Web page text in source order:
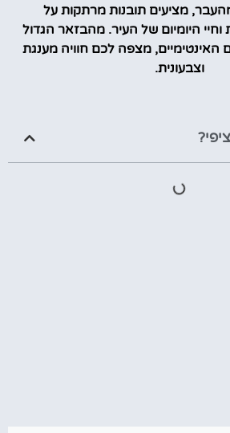
מציעים תובנות מרתקות על
היומיום של העיר. מהבזאר הגדול
האינטימיים, מצפה לכם חוויה מענגת
וצבעונית.